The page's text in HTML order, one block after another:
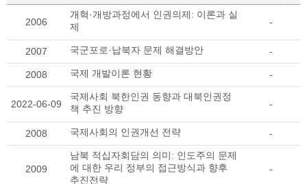
2006
개혁·개방과정에서 인권의제: 이론과 실
제
-
2007 국군포로·납북자 문제 해결방안 -
2008 국제 개발이론 현황 -
2022-06-09
국제사회 북한인권 동향과 대북인권정
책 추진 방향
-
2008 국제사회의 인권개선 전략 -
2009
남북 적십자회담의 의미: 인도주의 문제
에 대한 우리 정부의 접근방식과 향후
추진전략
-